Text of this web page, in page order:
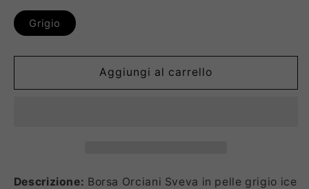
Grigio
Aggiungi al carrello
Descrizione: Borsa Orciani Sveva in pelle grigio ice